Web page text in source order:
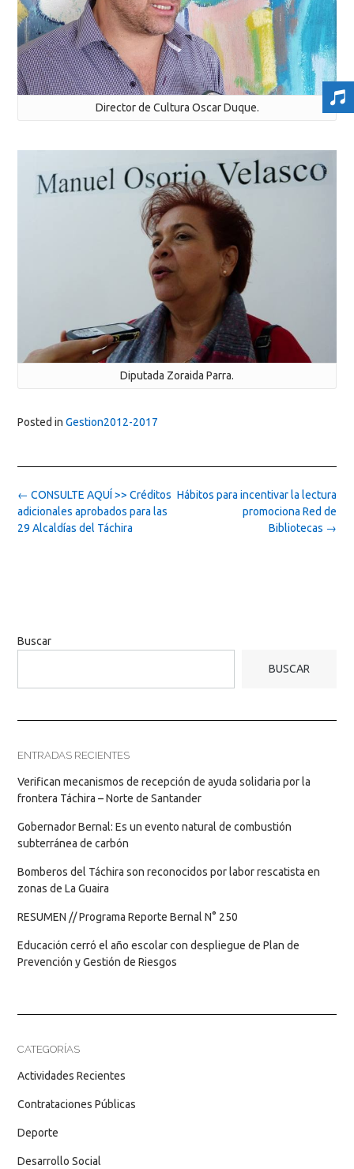
Director de Cultura Oscar Duque.
Diputada Zoraida Parra.
Posted in Gestion2012-2017
Post
navigation
Hábitos para incentivar la lectura
promociona Red de
Bibliotecas →
← CONSULTE AQUÍ >> Créditos
adicionales aprobados para las
29 Alcaldías del Táchira
Buscar
BUSCAR
ENTRADAS RECIENTES
Verifican mecanismos de recepción de ayuda solidaria por la
frontera Táchira – Norte de Santander
Gobernador Bernal: Es un evento natural de combustión
subterránea de carbón
Bomberos del Táchira son reconocidos por labor rescatista en
zonas de La Guaira
RESUMEN // Programa Reporte Bernal N° 250
Educación cerró el año escolar con despliegue de Plan de
Prevención y Gestión de Riesgos
CATEGORÍAS
Actividades Recientes
Contrataciones Públicas
Deporte
Desarrollo Social